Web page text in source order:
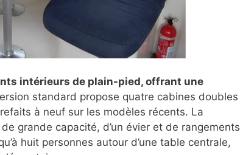
intérieurs de plain-pied, offrant une
standard propose quatre cabines doubles
à neuf sur les modèles récents. La
grande capacité, d’un évier et de rangements
huit personnes autour d’une table centrale,